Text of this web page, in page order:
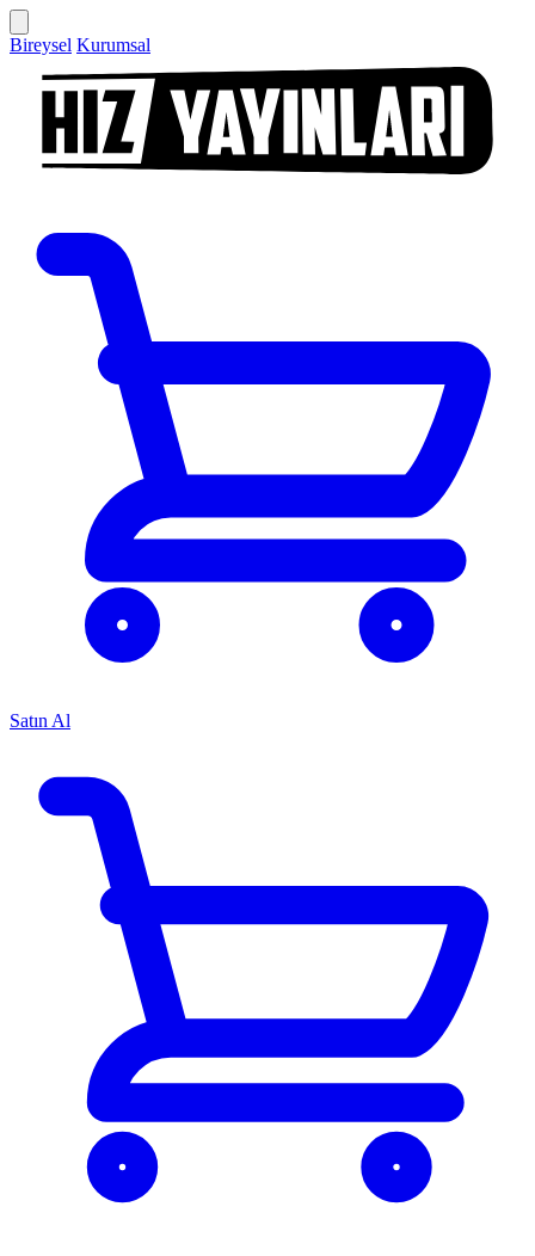
Bireysel Kurumsal
Satın Al